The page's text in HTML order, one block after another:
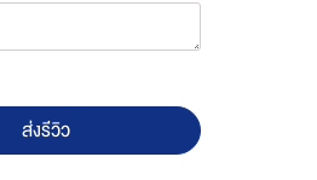
ส่งรีวิว